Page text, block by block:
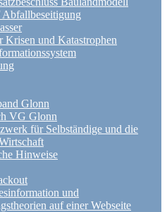
Krisen und Katastrophen
Glonn
VG Glonn
für Selbständige und die
Hinweise
und
auf einer Webseite